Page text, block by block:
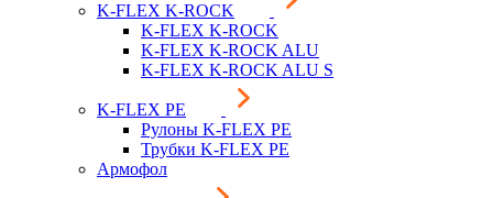
K-FLEX K-ROCK
K-FLEX K-ROCK
K-FLEX K-ROCK ALU
K-FLEX K-ROCK ALU S
K-FLEX PE
Рулоны K-FLEX PE
Трубки K-FLEX PE
Армофол